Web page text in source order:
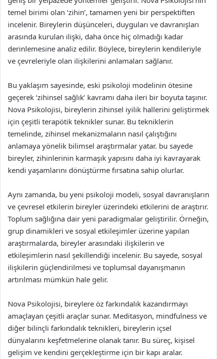
temel birimi olan ‘zihin’, tamamen yeni bir perspektiften
incelenir. Bireylerin düşünceleri, duyguları ve davranışları
arasında kurulan ilişki, daha önce hiç olmadığı kadar
derinlemesine analiz edilir. Böylece, bireylerin kendileriyle
ve çevreleriyle olan ilişkilerini anlamaları sağlanır.
Bu yaklaşım sayesinde, eski psikoloji modelinin ötesine
geçerek ‘zihinsel sağlık’ kavramı daha ileri bir boyuta taşınır.
Nova Psikolojisi, bireylerin zihinsel iyilik hallerini geliştirmek
için çeşitli terapötik teknikler sunar. Bu tekniklerin
temelinde, zihinsel mekanizmaların nasıl çalıştığını
anlamaya yönelik bilimsel araştırmalar yatar. bu sayede
bireyler, zihinlerinin karmaşık yapısını daha iyi kavrayarak
kendi yaşamlarını dönüştürme fırsatına sahip olurlar.
Aynı zamanda, bu yeni psikoloji modeli, sosyal davranışların
ve çevresel etkilerin bireyler üzerindeki etkilerini de araştırır.
Toplum sağlığına dair yeni paradigmalar geliştirilir. Örneğin,
grup dinamikleri ve sosyal etkileşimler üzerine yapılan
araştırmalarda, bireyler arasındaki ilişkilerin ve
etkileşimlerin nasıl şekillendiği incelenir. Bu sayede, sosyal
ilişkilerin güçlendirilmesi ve toplumsal dayanışmanın
artırılması mümkün hale gelir.
Nova Psikolojisi, bireylere öz farkındalık kazandırmayı
amaçlayan çeşitli araçlar sunar. Meditasyon, mindfulness ve
diğer bilinçli farkındalık teknikleri, bireylerin içsel
dünyalarını keşfetmelerine olanak tanır. Bu süreç, kişisel
gelişim ve kendini gerçekleştirme için bir kapı aralar.